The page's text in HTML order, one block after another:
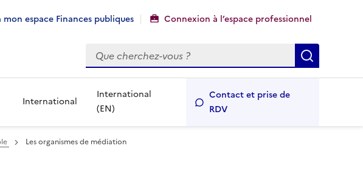
espace Finances publiques Connexion à l’espace professionnel
Rechercher
International
International
(EN)
Contact et prise de
RDV
Les organismes de médiation